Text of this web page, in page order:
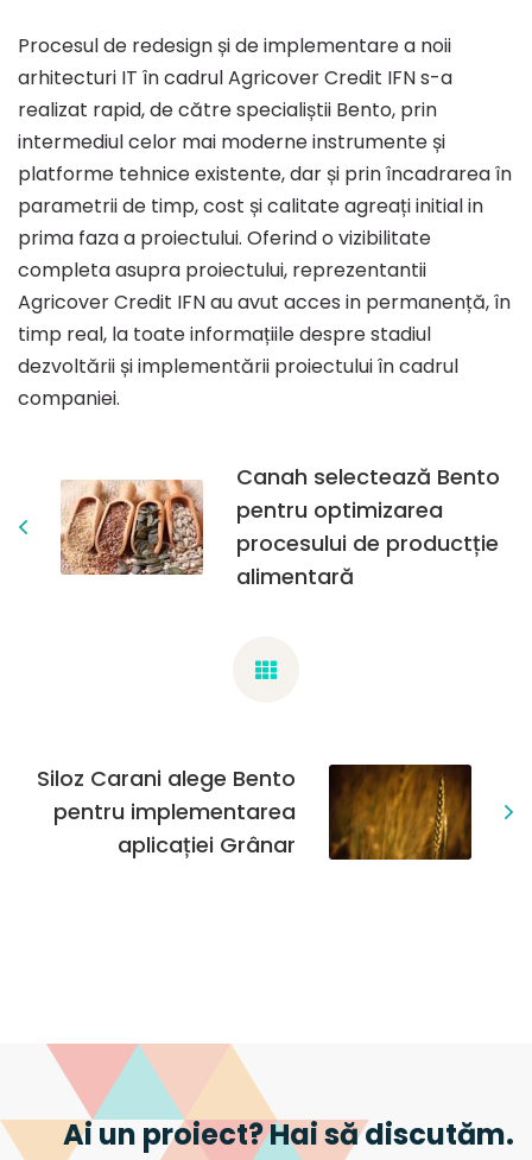
Procesul de redesign și de implementare a noii
arhitecturi IT în cadrul Agricover Credit IFN s-a
realizat rapid, de către specialiștii Bento, prin
intermediul celor mai moderne instrumente și
platforme tehnice existente, dar și prin încadrarea în
parametrii de timp, cost și calitate agreați initial in
prima faza a proiectului. Oferind o vizibilitate
completa asupra proiectului, reprezentantii
Agricover Credit IFN au avut acces in permanență, în
timp real, la toate informațiile despre stadiul
dezvoltării și implementării proiectului în cadrul
companiei.
Canah selectează Bento
pentru optimizarea
procesului de productție
alimentară
Siloz Carani alege Bento
pentru implementarea
aplicației Grânar
Ai un proiect? Hai să discutăm.